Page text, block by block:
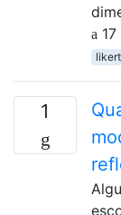
17
likert
1